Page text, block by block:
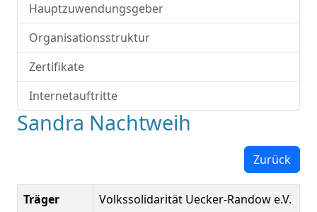
Hauptzuwendungsgeber
Organisationsstruktur
Zertifikate
Internetauftritte
Sandra Nachtweih
Zurück
Träger Volkssolidarität Uecker-Randow e.V.